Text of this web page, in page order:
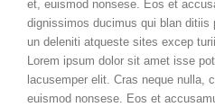
et, euismod nonsese. Eos et
dignissimos ducimus qui blan ditiis
un deleniti atqueste sites excep
Lorem ipsum dolor sit amet isse
lacusemper elit. Cras neque nulla,
euismod nonsese. Eos et